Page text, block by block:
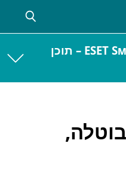
ESET Small Business Security – תוכן